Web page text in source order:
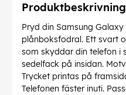
Produktbeskrivning
Pryd din Samsung
plånboksfodral. Ett svart
som skyddar din telefon i
sedelfack på insidan.
Trycket printas på
Telefonen fäster inuti.